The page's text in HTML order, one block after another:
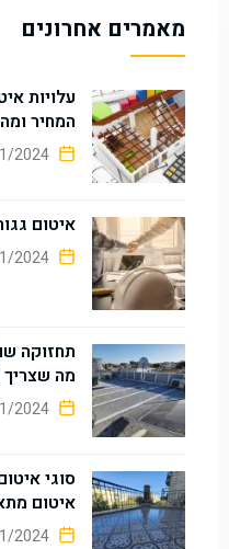
מאמרים אחרונים
עלויות
המחיר
איטום
תחזוקה
מה
סוגי
איטום